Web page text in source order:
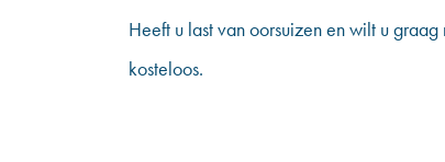
Heeft u last van oorsuizen en wilt u
kosteloos.